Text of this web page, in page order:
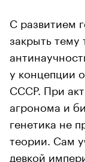
С развитием
закрыть тему
у концепции
СССР. При
агронома и
генетика не
теории. Сам
девкой